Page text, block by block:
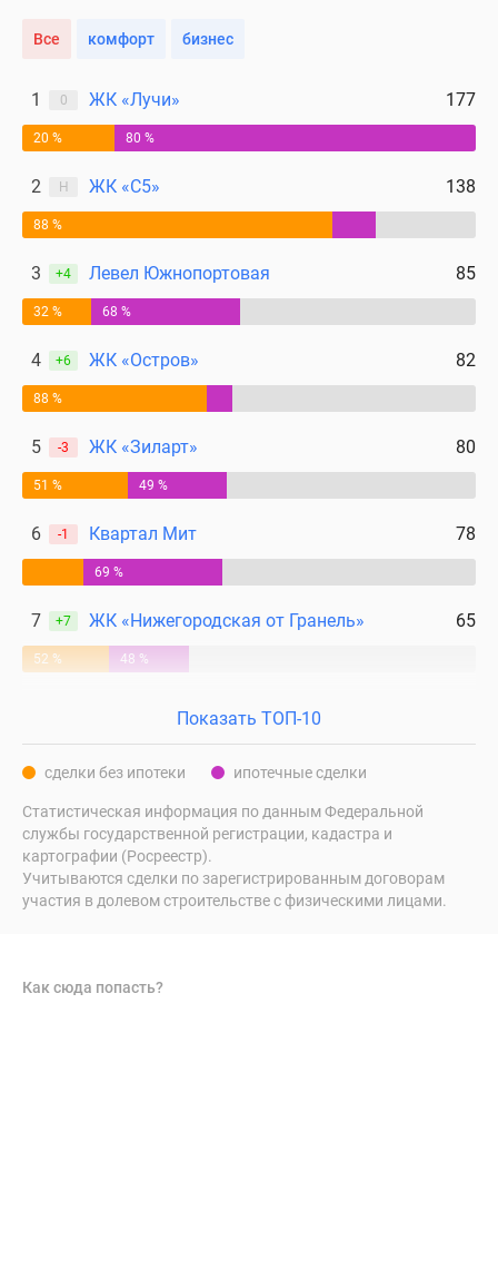
Коттеджные
поселки
Новой
Готовые
поселки
Строящиеся
поселки
Коттеджные
поселки
лесу
Коттеджные
поселки
поселки
Коттеджи
акции
Макс
Все комфорт бизнес
1 0 ЖК «Лучи» 177
20 % 80 %
2 Н ЖК «С5» 138
88 %
3 +4 Левел Южнопортовая 85
32 % 68 %
4 +6 ЖК «Остров» 82
88 %
5 -3 ЖК «Зиларт» 80
51 % 49 %
6 -1 Квартал Мит 78
69 %
7 +7 ЖК «Нижегородская от Гранель» 65
52 % 48 %
Показать ТОП-10
сделки без ипотеки ипотечные сделки
Статистическая информация по данным Федеральной
службы государственной регистрации, кадастра и
картографии (Росреестр).
Учитываются сделки по зарегистрированным договорам
участия в долевом строительстве с физическими лицами.
Как сюда попасть?